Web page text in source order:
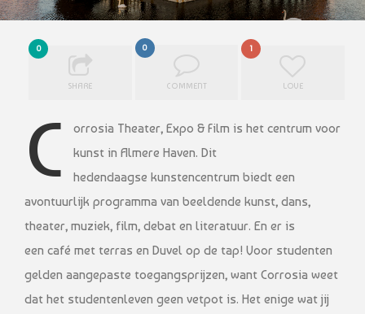
0
SHARE
0
COMMENT
1
LOVE
C
orrosia Theater, Expo & Film is het centrum voor
kunst in Almere Haven. Dit
hedendaagse kunstencentrum biedt een
avontuurlijk programma van beeldende kunst, dans,
theater, muziek, film, debat en literatuur. En er is
een café met terras en Duvel op de tap! Voor studenten
gelden aangepaste toegangsprijzen, want Corrosia weet
dat het studentenleven geen vetpot is. Het enige wat jij